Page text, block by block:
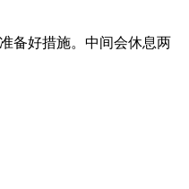
备好措施。中间会休息两